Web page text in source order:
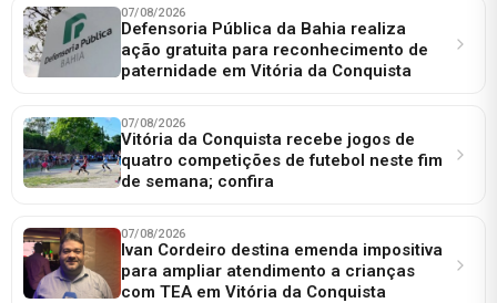
07/08/2026
Defensoria Pública da Bahia realiza
ação gratuita para reconhecimento de
paternidade em Vitória da Conquista
07/08/2026
Vitória da Conquista recebe jogos de
quatro competições de futebol neste fim
de semana; confira
07/08/2026
Ivan Cordeiro destina emenda impositiva
para ampliar atendimento a crianças
com TEA em Vitória da Conquista